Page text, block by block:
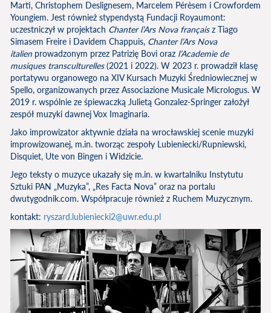
Marti, Christophem Deslignesem, Marcelem Pérèsem i Crowfordem
Youngiem. Jest również stypendystą Fundacji Royaumont:
uczestniczył w projektach Chanter l’Ars Nova françaisz Tiago
Simasem Freire i Davidem Chappuis, Chanter l’Ars Nova
italien prowadzonym przez Patrizię Bovi oraz l’Academie de
musiques transculturelles(2021 i 2022). W 2023 r. prowadził klasę
portatywu organowego na XIV Kursach Muzyki Średniowiecznej w
Spello, organizowanych przez Associazione Musicale Micrologus. W
2019 r. wspólnie ze śpiewaczką Julietą Gonzalez-Springer założył
zespół muzyki dawnej Vox Imaginaria.
Jako improwizator aktywnie działa na wrocławskiej scenie muzyki
improwizowanej, m.in. tworząc zespoły Lubieniecki/Rupniewski,
Disquiet, Ute von Bingen i Widzicie.
Jego teksty o muzyce ukazały się m.in. w kwartalniku Instytutu
Sztuki PAN „Muzyka”, „Res Facta Nova” oraz na portalu
dwutygodnik.com. Współpracuje również z Ruchem Muzycznym.
kontakt: ryszard.lubieniecki2@uwr.edu.pl